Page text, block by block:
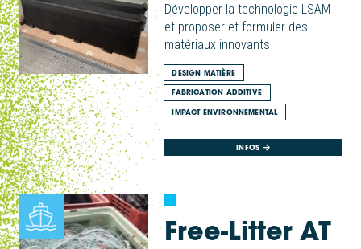
Développer la technologie LSAM
et proposer et formuler des
matériaux innovants
DESIGN MATIÈRE
FABRICATION ADDITIVE
IMPACT ENVIRONNEMENTAL
INFOS
Free-Litter AT